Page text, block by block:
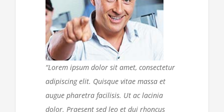
“Lorem ipsum dolor sit amet, consectetur
adipiscing elit. Quisque vitae massa et
augue pharetra facilisis. Ut ac lacinia
dolor. Praesent sed leo et dui rhoncus